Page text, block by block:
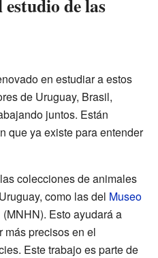
en estudiar a estos
de Uruguay, Brasil,
juntos. Están
que ya existe para entender
colecciones de animales
como las del Museo
(MNHN). Esto ayudará a
más precisos en el
Este trabajo es parte de